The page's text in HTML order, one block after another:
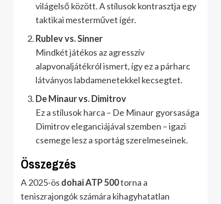
világelső között. A stílusok kontrasztja egy
taktikai mesterművet ígér.
Rublev vs. Sinner
Mindkét játékos az agresszív
alapvonaljátékról ismert, így ez a párharc
látványos labdamenetekkel kecsegtet.
De Minaur vs. Dimitrov
Ez a stílusok harca – De Minaur gyorsasága
Dimitrov eleganciájával szemben – igazi
csemege lesz a sportág szerelmeseinek.
Összegzés
A 2025-ös dohai ATP 500torna a
teniszrajongók számára kihagyhatatlan